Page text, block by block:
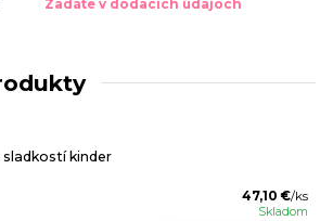
Zadáte v dodacích údajoch
sladkostí kinder
47,10 €/ks
Skladom